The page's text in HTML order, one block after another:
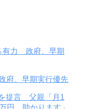
府、早期実行優先